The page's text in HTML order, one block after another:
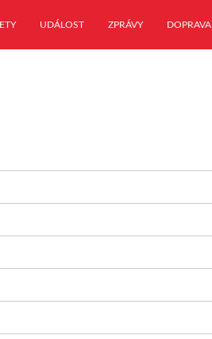
UDÁLOST ZPRÁVY DOPRAVA